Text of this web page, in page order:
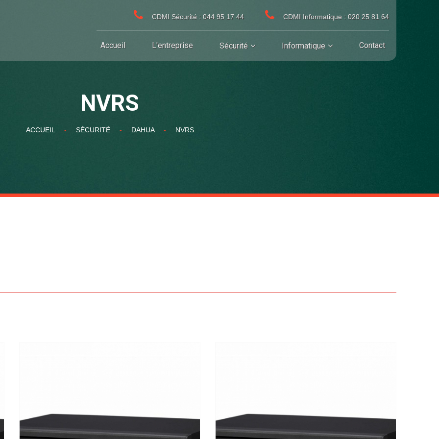
CDMI Sécurité : 044 95 17 44 CDMI Informatique : 020 25 81 64
Accueil L'entreprise Sécurité Informatique Contact
NVRS
ACCUEIL - SÉCURITÉ - DAHUA - NVRS